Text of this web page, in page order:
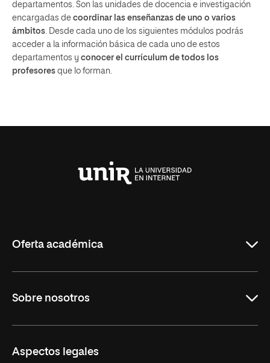
departamentos. Son las unidades de docencia e investigación
encargadas de coordinar las enseñanzas de uno o varios
ámbitos. Desde cada uno de los siguientes módulos podrás
acceder a la información básica de cada uno de estos
departamentos y conocer el currículum de todos los
profesores que lo forman.
Oferta académica
Másteres Oficiales
Doctorados
Sobre nosotros
Facultades
Aspectos legales